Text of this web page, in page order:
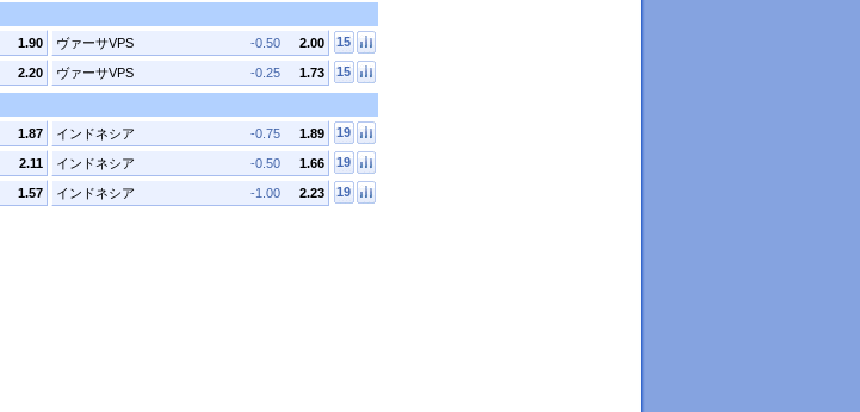
1.90 2.00
-0.50
ヴァーサVPS 15
2.20 1.73
-0.25
ヴァーサVPS 15
1.87 1.89
-0.75
インドネシア 19
2.11 1.66
-0.50
インドネシア 19
1.57 2.23
-1.00
インドネシア 19